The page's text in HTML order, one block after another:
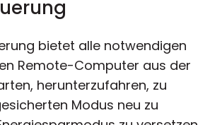
bietet alle notwendigen
Remote-Computer aus der
herunterzufahren, zu
Modus neu zu